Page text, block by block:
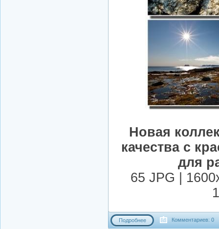
Новая
качества с
для
65 JPG |
Подробнее Комментариев: 0